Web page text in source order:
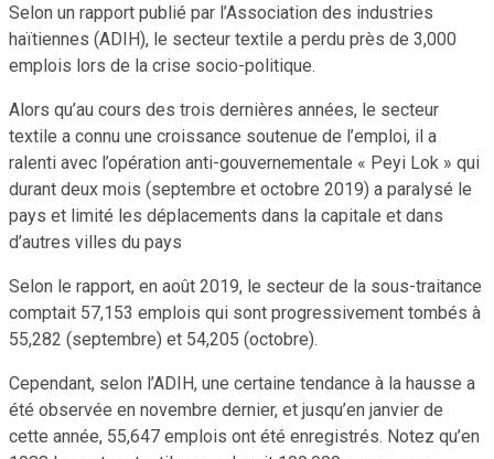
Selon un rapport publié par l’Association des industries
haïtiennes (ADIH), le secteur textile a perdu près de 3,000
emplois lors de la crise socio-politique.
Alors qu’au cours des trois dernières années, le secteur
textile a connu une croissance soutenue de l’emploi, il a
ralenti avec l’opération anti-gouvernementale « Peyi Lok » qui
durant deux mois (septembre et octobre 2019) a paralysé le
pays et limité les déplacements dans la capitale et dans
d’autres villes du pays
Selon le rapport, en août 2019, le secteur de la sous-traitance
comptait 57,153 emplois qui sont progressivement tombés à
55,282 (septembre) et 54,205 (octobre).
Cependant, selon l’ADIH, une certaine tendance à la hausse a
été observée en novembre dernier, et jusqu’en janvier de
cette année, 55,647 emplois ont été enregistrés. Notez qu’en